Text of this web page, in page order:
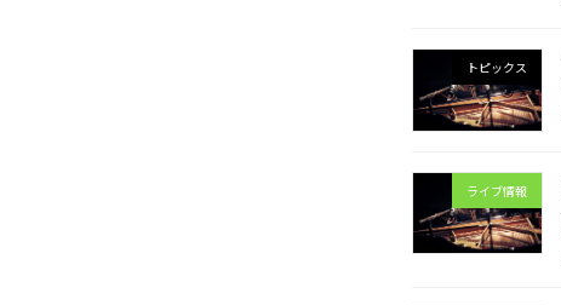
トピックス
ライブ情報